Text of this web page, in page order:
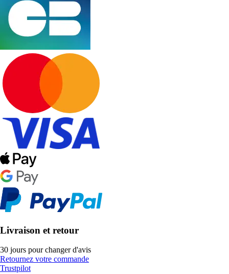
Livraison et retour
30 jours pour changer d'avis
Retournez votre commande
Trustpilot